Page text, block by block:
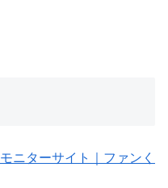
ニターサイト｜ファンく